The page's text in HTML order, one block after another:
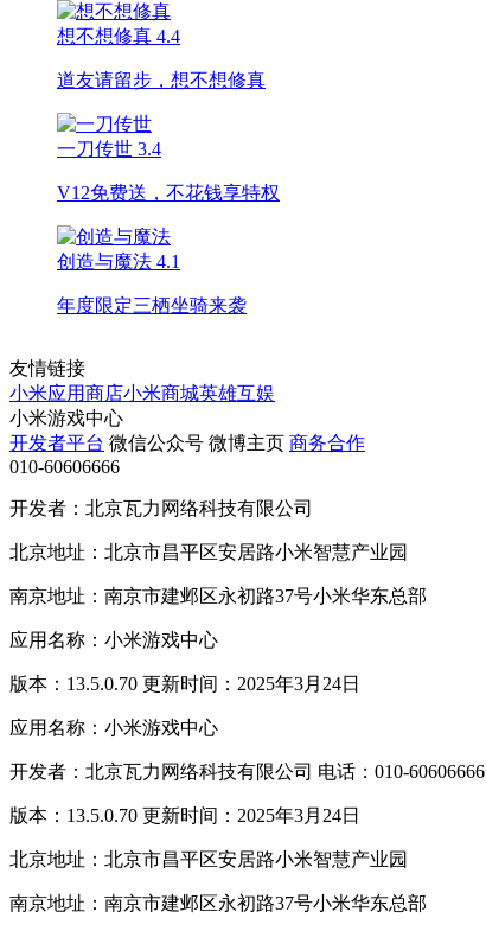
想不想修真 4.4
道友请留步，想不想修真
一刀传世 3.4
V12免费送，不花钱享特权
创造与魔法 4.1
年度限定三栖坐骑来袭
友情链接
小米应用商店小米商城英雄互娱
小米游戏中心
开发者平台 微信公众号 微博主页 商务合作
010-60606666
开发者：北京瓦力网络科技有限公司
北京地址：北京市昌平区安居路小米智慧产业园
南京地址：南京市建邺区永初路37号小米华东总部
应用名称：小米游戏中心
版本：13.5.0.70 更新时间：2025年3月24日
应用名称：小米游戏中心
开发者：北京瓦力网络科技有限公司 电话：010-60606666
版本：13.5.0.70 更新时间：2025年3月24日
北京地址：北京市昌平区安居路小米智慧产业园
南京地址：南京市建邺区永初路37号小米华东总部